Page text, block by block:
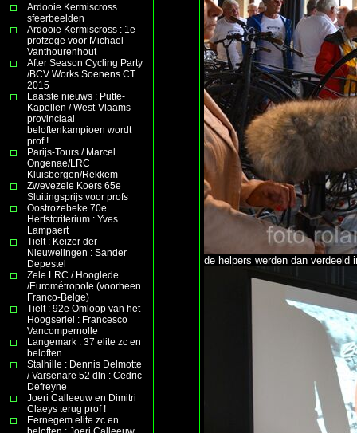
Ardooie Kermiscross
sfeerbeelden
Ardooie Kermiscross : 1e
profzege voor Michael
Vanthourenhout
After Season Cycling Party
/BCV Works Soenens CT
2015
Laatste nieuws : Putte-
Kapellen / West-Vlaams
provinciaal
beloftenkampioen wordt
prof !
Parijs-Tours / Marcel
Ongenae/LRC
Kluisbergen/Rekkem
Zwevezele Koers 65e
Sluitingsprijs voor profs
Oostrozebeke 70e
Herfstcriterium : Yves
Lampaert
Tielt : Keizer der
Nieuwelingen : Sander
Depestel
Zele LRC / Hooglede
/Eurométropole (voorheen
Franco-Belge)
Tielt : 92e Omloop van het
Hoogserlei : Francesco
Vancompernolle
Langemark : 37 elite zc en
beloften
Stalhille : Dennis Delmotte
/ Varsenare 52 dln : Cedric
Defreyne
Joeri Calleeuw en Dimitri
Claeys terug prof !
Eernegem elite zc en
de helpers werden dan